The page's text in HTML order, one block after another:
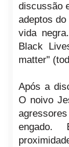
discussão
adeptos
vida
Black
matter"
Após a
O noivo
engado.